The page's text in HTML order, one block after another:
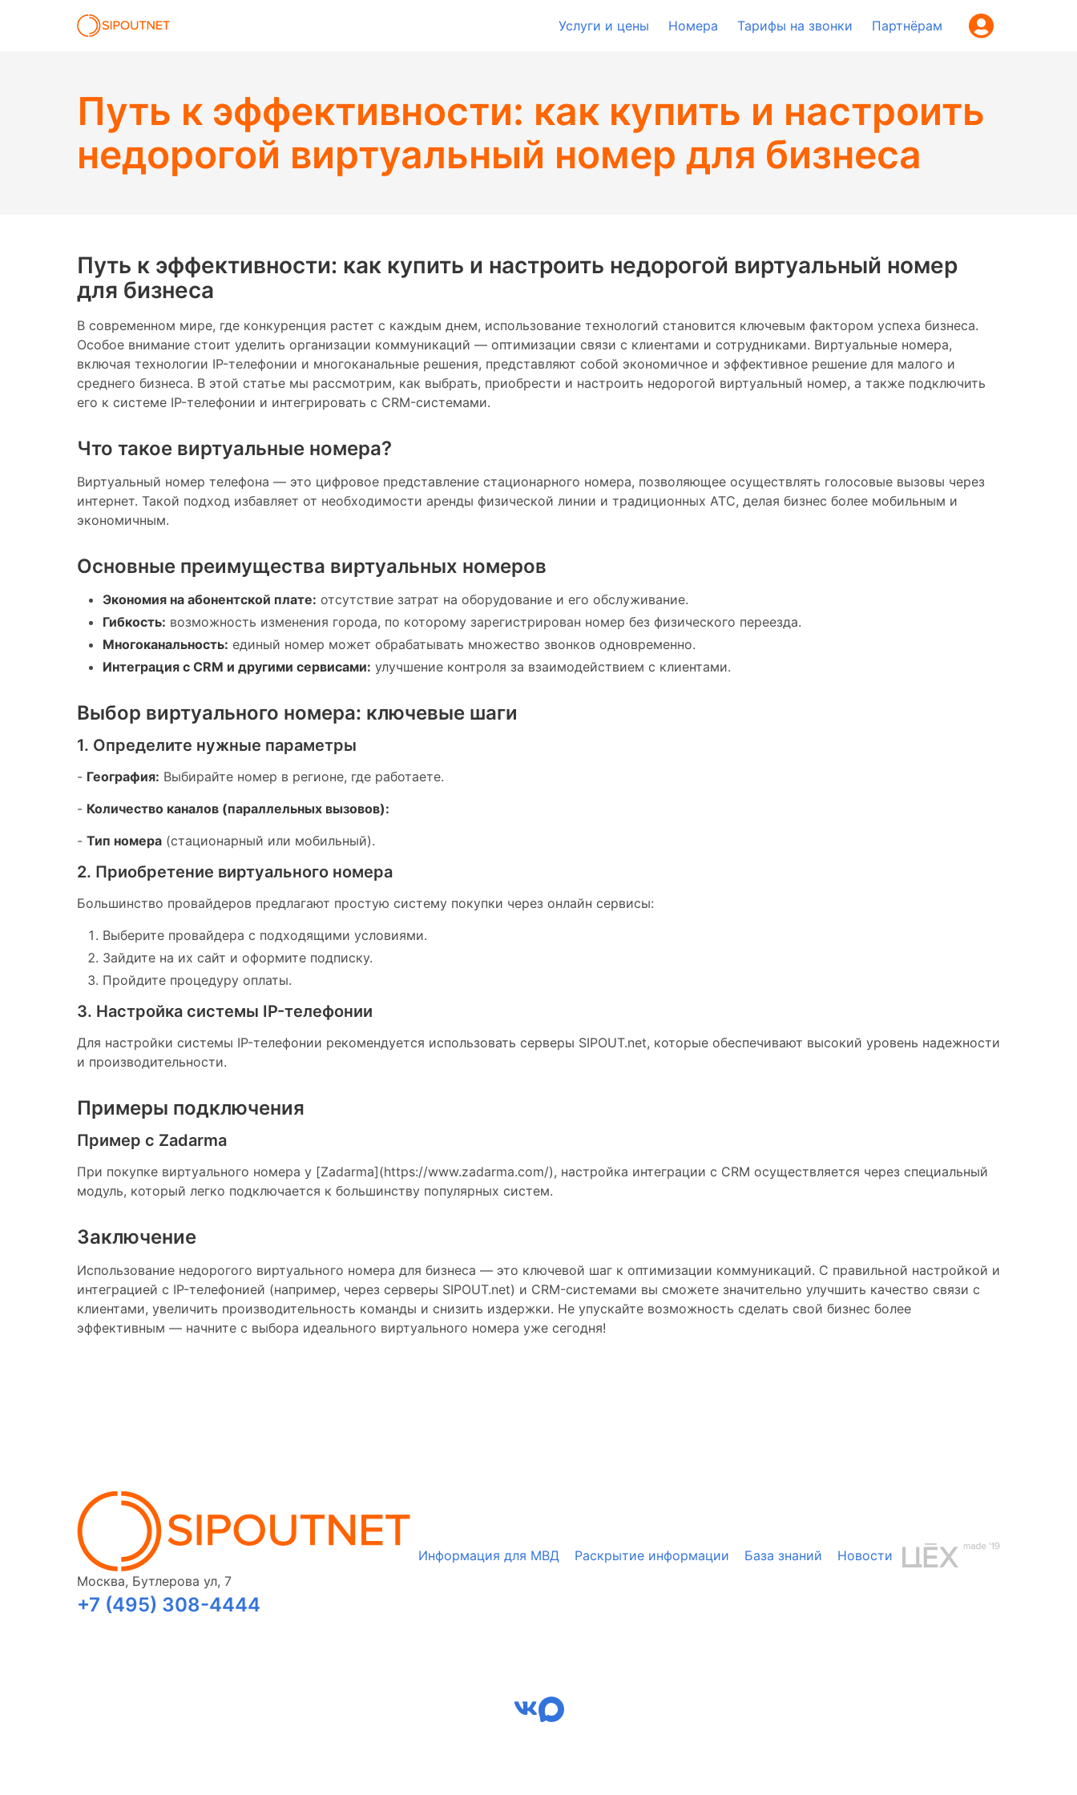
Услуги и цены Номера Тарифы на звонки Партнёрам
Путь к эффективности: как купить и настроить
недорогой виртуальный номер для бизнеса
Путь к эффективности: как купить и настроить недорогой виртуальный номер
для бизнеса
В современном мире, где конкуренция растет с каждым днем, использование технологий становится ключевым фактором успеха бизнеса.
Особое внимание стоит уделить организации коммуникаций — оптимизации связи с клиентами и сотрудниками. Виртуальные номера,
включая технологии IP-телефонии и многоканальные решения, представляют собой экономичное и эффективное решение для малого и
среднего бизнеса. В этой статье мы рассмотрим, как выбрать, приобрести и настроить недорогой виртуальный номер, а также подключить
его к системе IP-телефонии и интегрировать с CRM-системами.
Что такое виртуальные номера?
Виртуальный номер телефона — это цифровое представление стационарного номера, позволяющее осуществлять голосовые вызовы через
интернет. Такой подход избавляет от необходимости аренды физической линии и традиционных АТС, делая бизнес более мобильным и
экономичным.
Основные преимущества виртуальных номеров
Экономия на абонентской плате: отсутствие затрат на оборудование и его обслуживание.
Гибкость: возможность изменения города, по которому зарегистрирован номер без физического переезда.
Многоканальность: единый номер может обрабатывать множество звонков одновременно.
Интеграция с CRM и другими сервисами: улучшение контроля за взаимодействием с клиентами.
Выбор виртуального номера: ключевые шаги
1. Определите нужные параметры
- География: Выбирайте номер в регионе, где работаете.
- Количество каналов (параллельных вызовов):
- Тип номера (стационарный или мобильный).
2. Приобретение виртуального номера
Большинство провайдеров предлагают простую систему покупки через онлайн сервисы:
Выберите провайдера с подходящими условиями.
Зайдите на их сайт и оформите подписку.
Пройдите процедуру оплаты.
3. Настройка системы IP-телефонии
Для настройки системы IP-телефонии рекомендуется использовать серверы SIPOUT.net, которые обеспечивают высокий уровень надежности
и производительности.
Примеры подключения
Пример с Zadarma
При покупке виртуального номера у [Zadarma](https://www.zadarma.com/), настройка интеграции с CRM осуществляется через специальный
модуль, который легко подключается к большинству популярных систем.
Заключение
Использование недорогого виртуального номера для бизнеса — это ключевой шаг к оптимизации коммуникаций. С правильной настройкой и
интеграцией с IP-телефонией (например, через серверы SIPOUT.net) и CRM-системами вы сможете значительно улучшить качество связи с
клиентами, увеличить производительность команды и снизить издержки. Не упускайте возможность сделать свой бизнес более
эффективным — начните с выбора идеального виртуального номера уже сегодня!
Москва, Бутлерова ул, 7
+7 (495) 308-4444
Информация для МВД Раскрытие информации База знаний Новости